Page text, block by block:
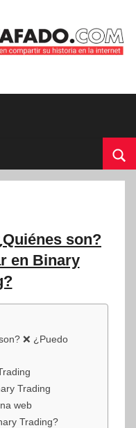
son?
en Binary
❌ ¿Puedo
Trading
web
Trading?